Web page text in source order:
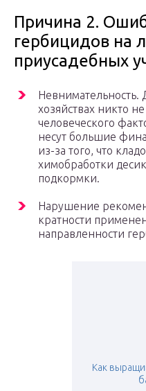
Причина 2.
гербицидов на
приусадебных
Невнимательность.
хозяйствах никто
человеческого
несут большие
из-за того, что
химобработки
подкормки.
Нарушение
кратности
направленности
Как